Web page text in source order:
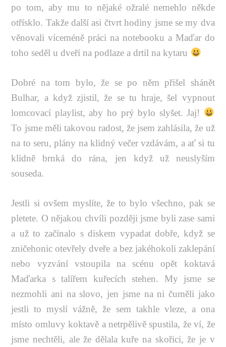
po tom, aby mu to nějaké ožralé nemehlo někde
otřísklo. Takže další asi čtvrt hodiny jsme se my dva
věnovali víceméně práci na notebooku a Maďar do
toho seděl u dveří na podlaze a drtil na kytaru
Dobré na tom bylo, že se po něm přišel shánět
Bulhar, a když zjistil, že se tu hraje, šel vypnout
lomcovací playlist, aby ho prý bylo slyšet. Jaj!
To jsme měli takovou radost, že jsem zahlásila, že už
na to seru, plány na klidný večer vzdávám, a ať si tu
klidně brnká do rána, jen když už neuslyším
souseda.
Jestli si ovšem myslíte, že to bylo všechno, pak se
pletete. O nějakou chvíli později jsme byli zase sami
a už to začínalo s diskem vypadat dobře, když se
zničehonic otevřely dveře a bez jakéhokoli zaklepání
nebo vyzvání vstoupila na scénu opět koktavá
Maďarka s talířem kuřecích stehen. My jsme se
nezmohli ani na slovo, jen jsme na ni čuměli jako
jestli to myslí vážně, že sem takhle vleze, a ona
místo omluvy koktavě a netrpělivě spustila, že ví, že
jsme nechtěli, ale že dělala kuře na skořici, že je v